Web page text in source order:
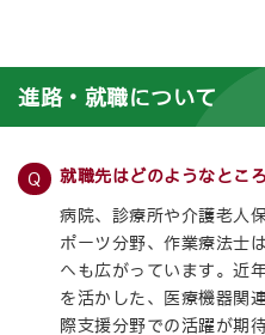
進路・就職について
就職先はどのようなとこ
病院、診療所や介護老人
ポーツ分野、作業療法士
へも広がっています。近
を活かした、医療機器関
際支援分野での活躍が期